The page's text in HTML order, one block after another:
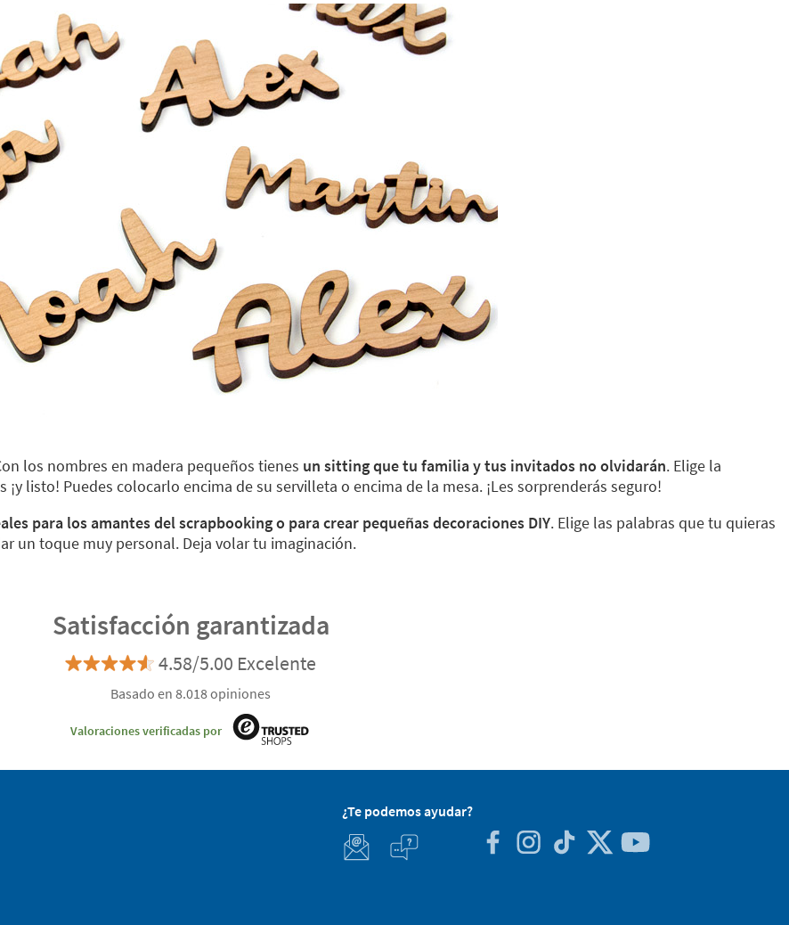
los nombres en madera pequeños tienes un sitting que tu familia y tus invitados no olvidarán. Elige la
listo! Puedes colocarlo encima de su servilleta o encima de la mesa. ¡Les sorprenderás seguro!
para los amantes del scrapbooking o para crear pequeñas decoraciones DIY. Elige las palabras que tu quieras
un toque muy personal. Deja volar tu imaginación.
Satisfacción garantizada
4.58/5.00 Excelente
Basado en 8.018 opiniones
Valoraciones verificadas por
¿Te podemos ayudar?